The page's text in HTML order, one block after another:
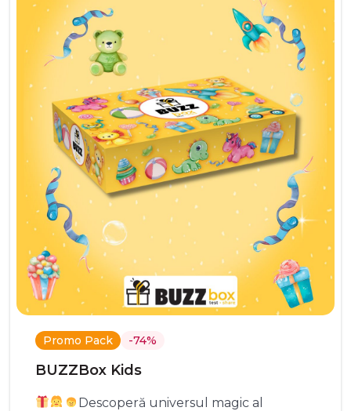
Promo Pack -74%
BUZZBox Kids
Descoperă universul magic al